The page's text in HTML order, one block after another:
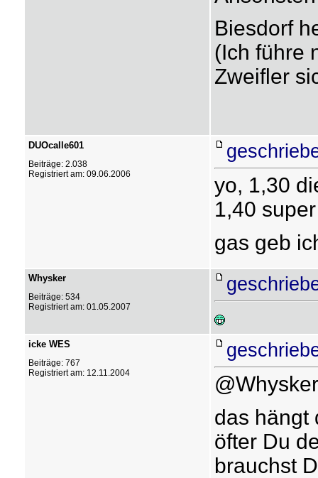
Biesdorf
(Ich führe
Zweifler
DUOcalle601
Beiträge: 2.038
Registriert am: 09.06.2006
yo, 1,30
1,40 super
gas geb
Whysker
Beiträge: 534
Registriert am: 01.05.2007
icke WES
Beiträge: 767
Registriert am: 12.11.2004
das hängt
öfter Du
brauchst